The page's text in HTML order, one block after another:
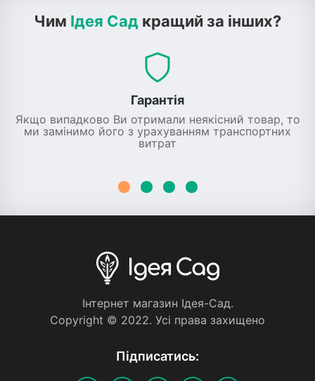
Чим Ідея Сад кращий за інших?
Гарантія
Якщо випадково Ви отримали неякісний товар, то
ми замінимо його з урахуванням транспортних
витрат
Iнтернет магазин Iдея-Сад.
Copyright © 2022. Усi права захищено
Пiдписатись: